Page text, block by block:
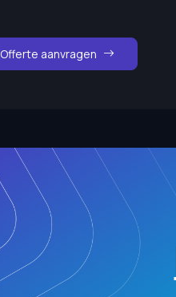
Offerte aanvragen